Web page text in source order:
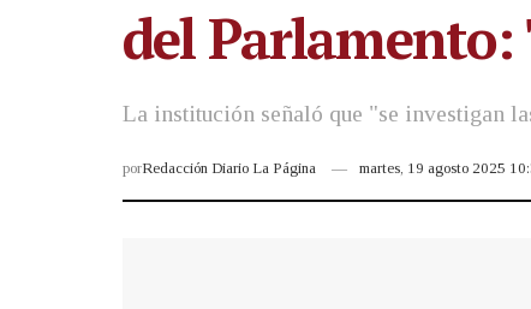
del Parlamento:
La institución señaló que "se investigan
porRedacción Diario La Página martes, 19 agosto 2025